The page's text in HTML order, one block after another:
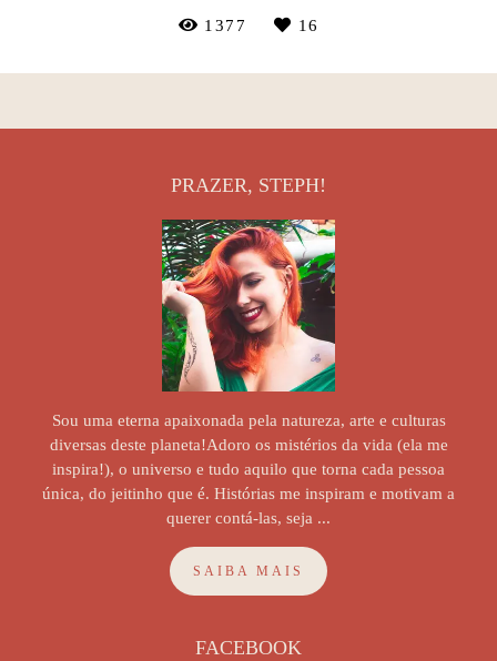
1377 16
PRAZER, STEPH!
Sou uma eterna apaixonada pela natureza, arte e culturas
diversas deste planeta!Adoro os mistérios da vida (ela me
inspira!), o universo e tudo aquilo que torna cada pessoa
única, do jeitinho que é. Histórias me inspiram e motivam a
querer contá-las, seja ...
SAIBA MAIS
FACEBOOK